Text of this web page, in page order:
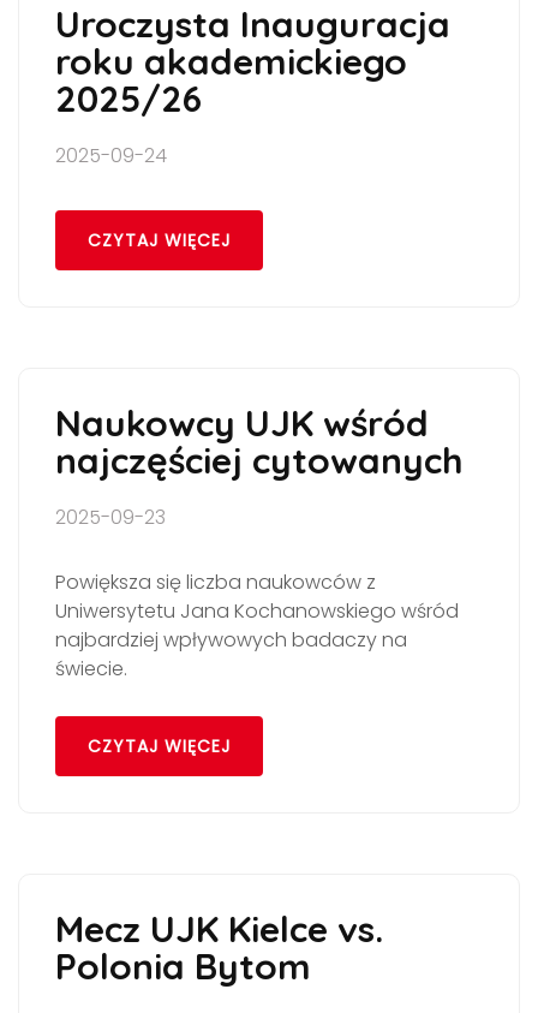
Uroczysta Inauguracja
roku akademickiego
2025/26
2025-09-24
CZYTAJ WIĘCEJ
Naukowcy UJK wśród
najczęściej cytowanych
2025-09-23
Powiększa się liczba naukowców z
Uniwersytetu Jana Kochanowskiego wśród
najbardziej wpływowych badaczy na
świecie.
CZYTAJ WIĘCEJ
Mecz UJK Kielce vs.
Polonia Bytom